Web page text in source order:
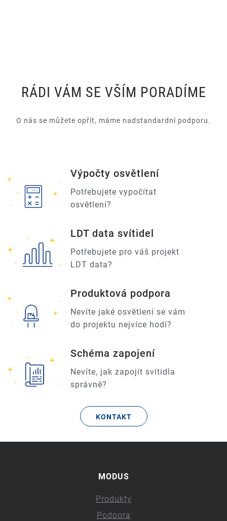
RÁDI VÁM SE VŠÍM PORADÍME
O nás se můžete opřít, máme nadstandardní podporu.
Výpočty osvětlení
Potřebujete vypočítat
osvětlení?
LDT data svítidel
Potřebujete pro váš projekt
LDT data?
Produktová podpora
Nevíte jaké osvětlení se vám
do projektu nejvíce hodí?
Schéma zapojení
Nevíte, jak zapojit svítidla
správně?
KONTAKT
MODUS
Produkty
Podpora